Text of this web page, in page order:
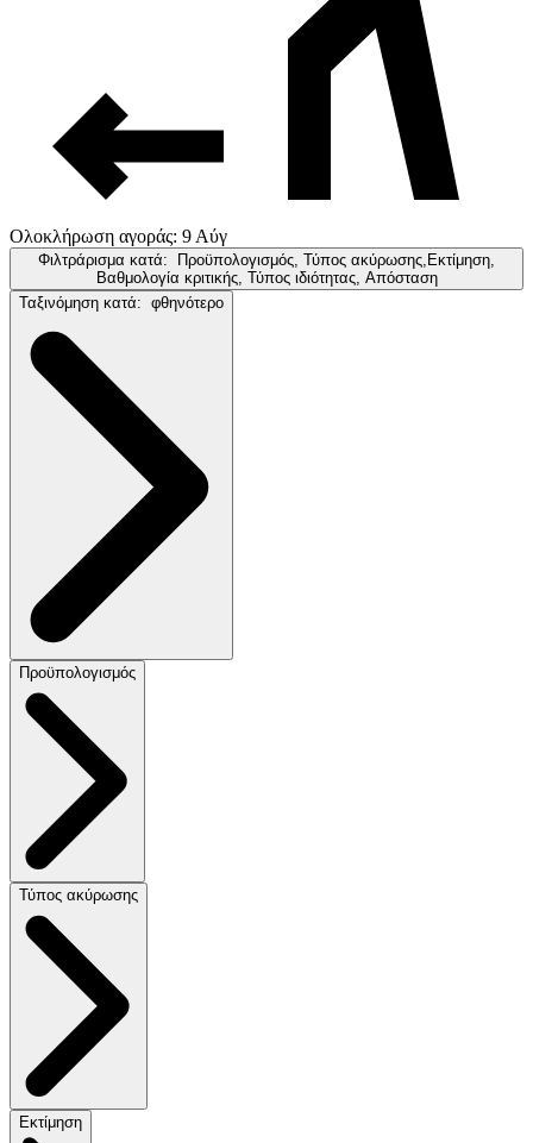
Ολοκλήρωση αγοράς: 9 Αύγ
Φιλτράρισμα κατά:
Προϋπολογισμός, Τύπος ακύρωσης,Εκτίμηση,
Βαθμολογία κριτικής, Τύπος ιδιότητας, Απόσταση
Ταξινόμηση κατά: φθηνότερο
Προϋπολογισμός
Τύπος ακύρωσης
Εκτίμηση